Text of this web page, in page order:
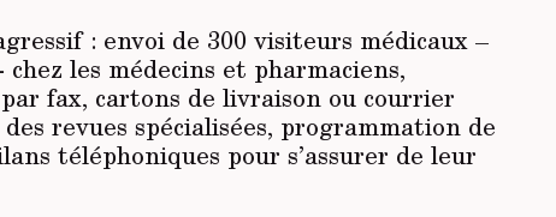
: envoi de 300 visiteurs médicaux –
chez les médecins et pharmaciens,
fax, cartons de livraison ou courrier
revues spécialisées, programmation de
téléphoniques pour s’assurer de leur